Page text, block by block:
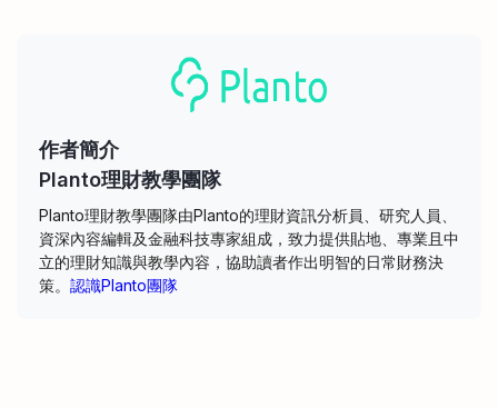
作者簡介
Planto理財教學團隊
Planto理財教學團隊由Planto的理財資訊分析員、研究人員、
資深內容編輯及金融科技專家組成，致力提供貼地、專業且中
立的理財知識與教學內容，協助讀者作出明智的日常財務決
策。 認識Planto團隊